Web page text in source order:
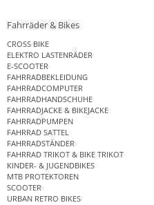
Fahrräder & Bikes
CROSS BIKE
ELEKTRO LASTENRÄDER
E-SCOOTER
FAHRRADBEKLEIDUNG
FAHRRADCOMPUTER
FAHRRADHANDSCHUHE
FAHRRADJACKE & BIKEJACKE
FAHRRADPUMPEN
FAHRRAD SATTEL
FAHRRADSTÄNDER
FAHRRAD TRIKOT & BIKE TRIKOT
KINDER- & JUGENDBIKES
MTB PROTEKTOREN
SCOOTER
URBAN RETRO BIKES